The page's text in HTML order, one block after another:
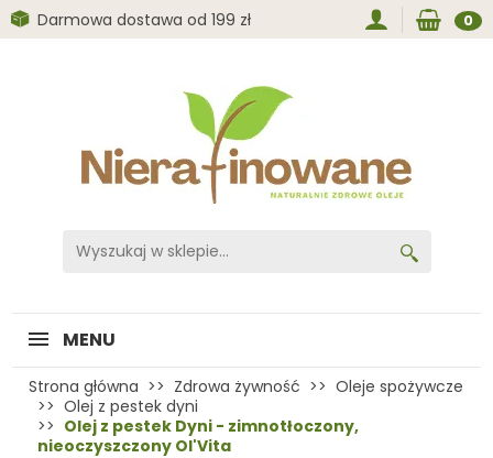
Darmowa dostawa od 199 zł 0
MENU
Strona główna Zdrowa żywność
Oleje spożywcze
Olej z pestek dyni
Olej z pestek Dyni - zimnotłoczony,
nieoczyszczony Ol'Vita